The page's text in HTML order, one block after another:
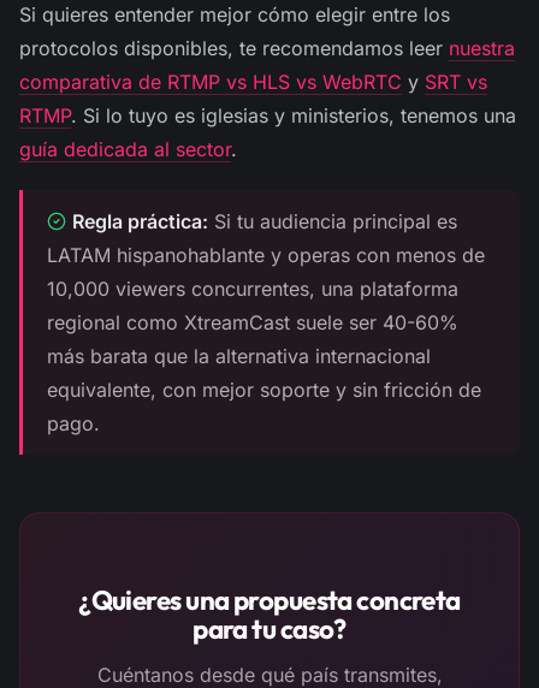
Si quieres entender mejor cómo elegir entre los
protocolos disponibles, te recomendamos leer nuestra
comparativa de RTMP vs HLS vs WebRTC y SRT vs
RTMP. Si lo tuyo es iglesias y ministerios, tenemos una
guía dedicada al sector.
Regla práctica: Si tu audiencia principal es
LATAM hispanohablante y operas con menos de
10,000 viewers concurrentes, una plataforma
regional como XtreamCast suele ser 40-60%
más barata que la alternativa internacional
equivalente, con mejor soporte y sin fricción de
pago.
¿Quieres una propuesta concreta
para tu caso?
Cuéntanos desde qué país transmites,